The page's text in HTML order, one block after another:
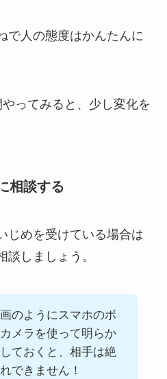
で人の態度はかんたんに
ってみると、少し変化を
相談する
じめを受けている場合は
しましょう。
のようにスマホのボ
メラを使って明らか
ておくと、相手は絶
できません！